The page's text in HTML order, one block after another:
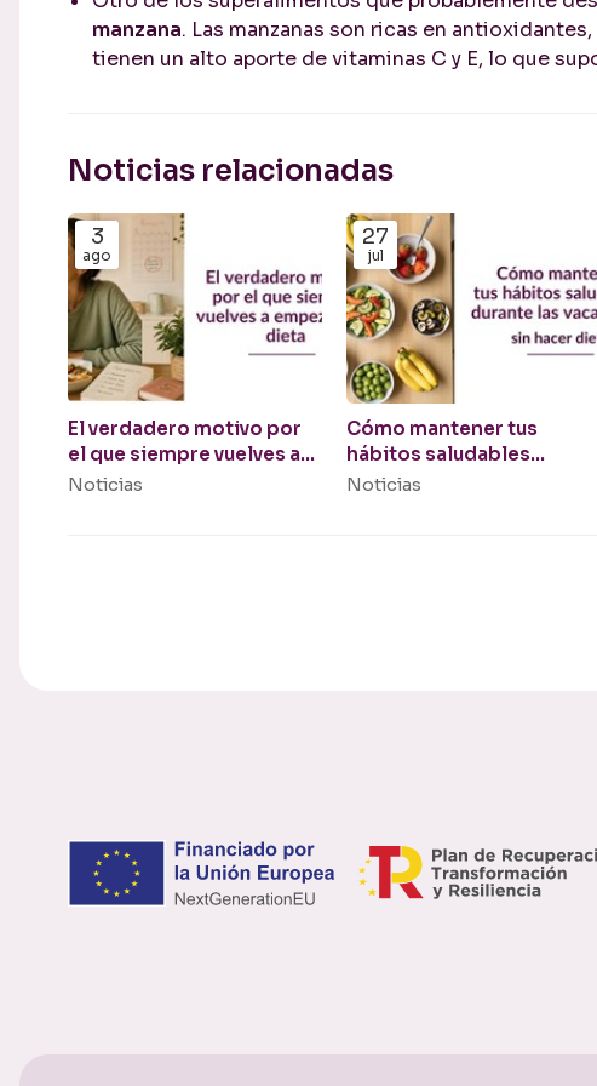
manzana. Las manzanas son ricas en
tienen un alto aporte de vitaminas C y E, lo que
Noticias relacionadas
3
ago
El verdadero motivo por
el que siempre vuelves a
empezar una dieta
Noticias
27
jul
Cómo mantener tus
hábitos saludables
durante las vacaciones
Noticias